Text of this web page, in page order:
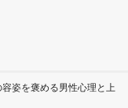
姿を褒める男性心理と上